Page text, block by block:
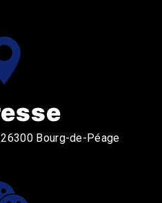
Bourg-de-Péage